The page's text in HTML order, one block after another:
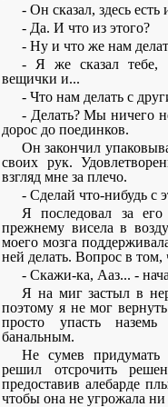
- Он сказал, здесь
- Да. И что из этого?
- Ну и что же нам
- Я же сказал тебе,
вещички и...
- Что нам делать с
- Делать? Мы ничего
дорос до поединков.
Он закончил
своих рук.
взгляд мне за плечо.
- Сделай что-нибудь с
Я последовал за
прежнему висела в
моего мозга
ней делать. Вопрос в том,
- Скажи-ка, Ааз... -
Я на миг застыл в
поэтому я не мог
просто упасть наземь
банальным.
Не сумев придумать
решил отсрочить
предоставив алебарде
чтобы она не угрожала